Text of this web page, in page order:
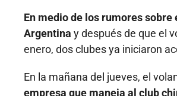
En medio de los rumores sobre
Argentina y después de que el
enero, dos clubes ya iniciaron
En la mañana del jueves, el
empresa que maneja al club